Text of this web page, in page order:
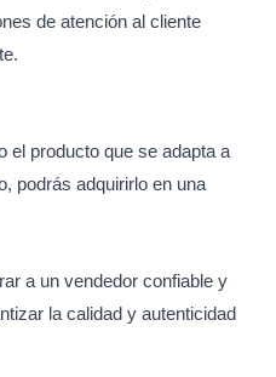
de atención al cliente
el producto que se adapta a
podrás adquirirlo en una
a un vendedor confiable y
la calidad y autenticidad